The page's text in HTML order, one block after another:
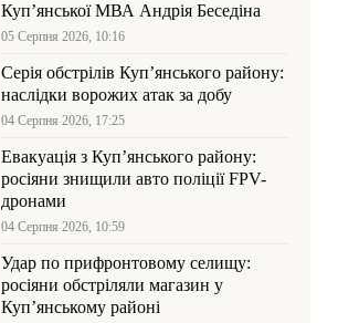
Купʼянської МВА Андрія Беседіна
05 Серпня 2026, 10:16
Серія обстрілів Куп’янського району:
наслідки ворожих атак за добу
04 Серпня 2026, 17:25
Евакуація з Куп’янського району:
росіяни знищили авто поліції FPV-
дронами
04 Серпня 2026, 10:59
Удар по прифронтовому селищу:
росіяни обстріляли магазин у
Куп’янському районі